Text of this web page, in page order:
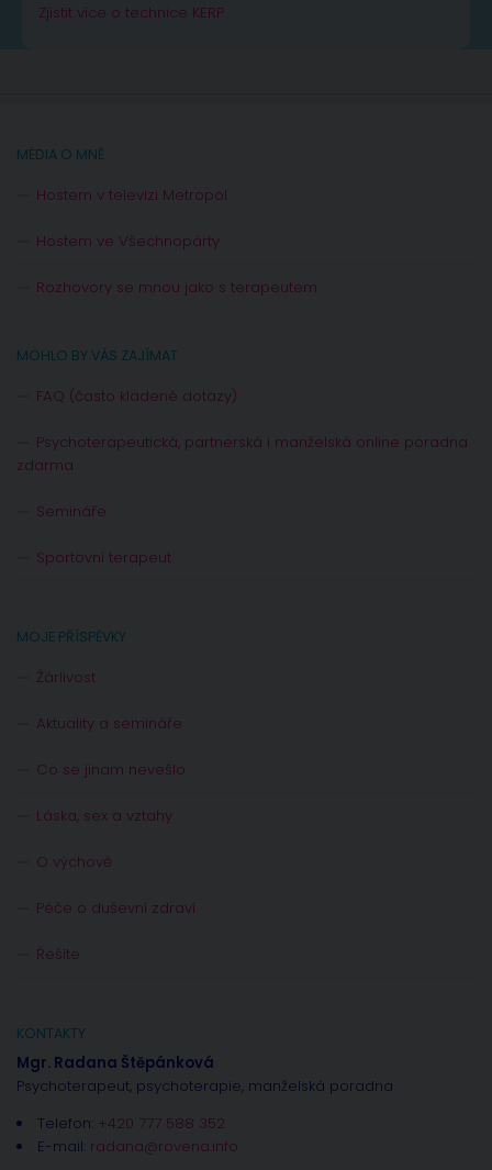
Zjistit více o technice KERP
MÉDIA O MNĚ
Hostem v televizi Metropol
Hostem ve Všechnopárty
Rozhovory se mnou jako s terapeutem
MOHLO BY VÁS ZAJÍMAT
FAQ (často kladené dotazy)
Psychoterapeutická, partnerská i manželská online poradna
zdarma
Semináře
Sportovní terapeut
MOJE PŘÍSPĚVKY
Žárlivost
Aktuality a semináře
Co se jinam nevešlo
Láska, sex a vztahy
O výchově
Péče o duševní zdraví
Řešíte
KONTAKTY
Mgr. Radana Štěpánková
Psychoterapeut, psychoterapie, manželská poradna
Telefon: +420 777 588 352
E-mail: radana@rovena.info